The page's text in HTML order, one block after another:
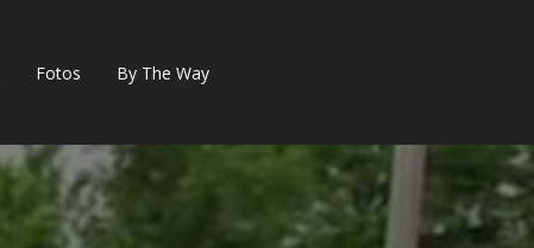
Fotos By The Way